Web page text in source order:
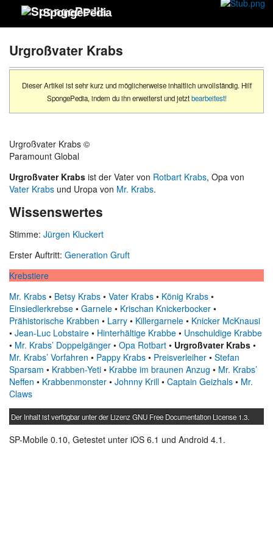
SpongePedia
Urgroßvater Krabs
Dieser Artikel ist sehr kurz und möglicherweise inhaltlich unvollständig. Hilf
SpongePedia, indem du ihn erweiterst und jetztbearbeitest!
Urgroßvater Krabs ©
Paramount Global
Urgroßvater Krabs ist der Vater von Rotbart Krabs, Opa von
Vater Krabs und Uropa von Mr. Krabs.
Wissenswertes
Stimme: Jürgen Kluckert
Erster Auftritt: Generation Gruft
Krebstiere
Mr. Krabs • Betsy Krabs • Vater Krabs • König Krabs •
Einsiedlerkrebse • Garnele • Krischan Knickerbocker •
Prähistorische Krabben • Larry • Killergarnele • Knicker McKnausi
• Jean-Luc Lobstaire • Hinterhältige Krabbe • Unschuldige Krabbe
• Mr. Krabs’ Doppelgänger • Opa Rotbart • Urgroßvater Krabs •
Mr. Krabs’ Vorfahren • Pappy Krabs • Preisverleiher • Stefan
Sparsam • Krabben-Yeti • Krabbe im braunen Anzug • Mr. Krabs’
Neffen • Krabbenmonster • Johnny Krill • Captain Geizhals • Mr.
Claws
Der Inhalt ist verfügbar unter der LizenzGNU Free Documentation License 1.3.
SP-Mobile 0.10, Getestet unter iOS 6.1 und Android 4.1.